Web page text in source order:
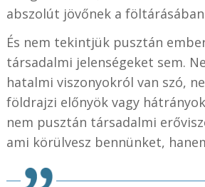
abszolút jövőnek a
És nem tekintjük pusztán
társadalmi jelenségeket sem.
hatalmi viszonyokról van szó,
földrajzi előnyök vagy
nem pusztán társadalmi
ami körülvesz bennünket,